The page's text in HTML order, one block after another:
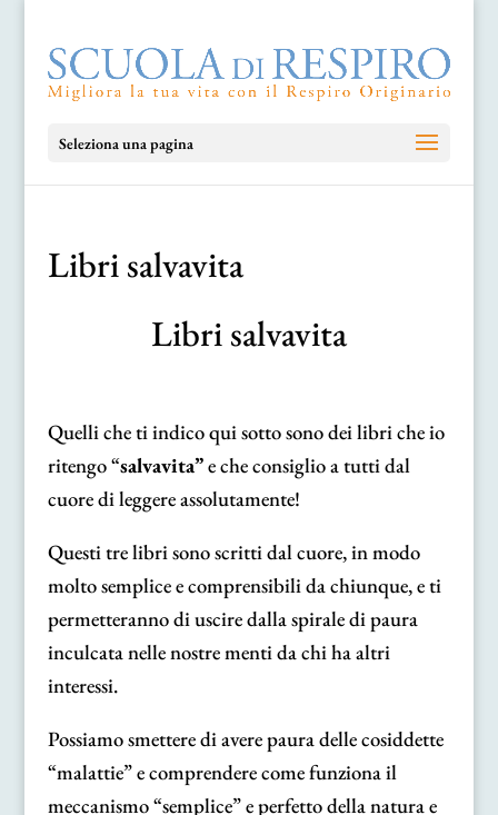
Seleziona una pagina
Libri salvavita
Libri salvavita
Quelli che ti indico qui sotto sono dei libri che io
ritengo “salvavita”e che consiglio a tutti dal
cuore di leggere assolutamente!
Questi tre libri sono scritti dal cuore, in modo
molto semplice e comprensibili da chiunque, e ti
permetteranno di uscire dalla spirale di paura
inculcata nelle nostre menti da chi ha altri
interessi.
Possiamo smettere di avere paura delle cosiddette
“malattie” e comprendere come funziona il
meccanismo “semplice” e perfetto della natura e